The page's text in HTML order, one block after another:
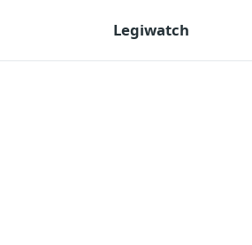
Legiwatch